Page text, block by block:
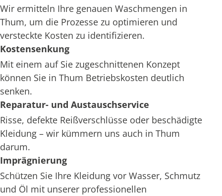
Wir ermitteln Ihre genauen Waschmengen in
Thum, um die Prozesse zu optimieren und
versteckte Kosten zu identifizieren.
Kostensenkung
Mit einem auf Sie zugeschnittenen Konzept
können Sie in Thum Betriebskosten deutlich
senken.
Reparatur- und Austauschservice
Risse, defekte Reißverschlüsse oder beschädigte
Kleidung – wir kümmern uns auch in Thum
darum.
Imprägnierung
Schützen Sie Ihre Kleidung vor Wasser, Schmutz
und Öl mit unserer professionellen